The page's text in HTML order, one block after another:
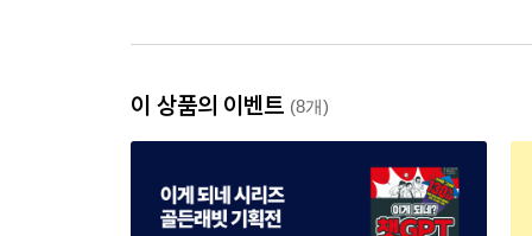
이 상품의 이벤트 (8개)